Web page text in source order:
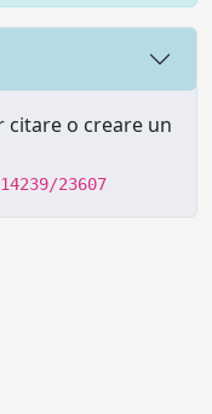
citare o creare un
23607